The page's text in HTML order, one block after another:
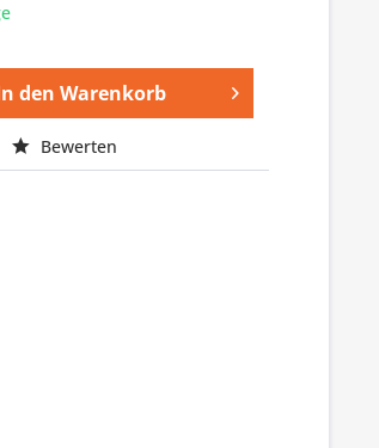
den Warenkorb
Bewerten